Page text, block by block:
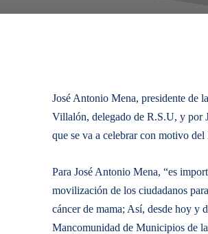
José Antonio Mena, presidente de
Villalón, delegado de R.S.U, y por
que se va a celebrar con motivo
Para José Antonio Mena, “es
movilización de los ciudadanos
cáncer de mama; Así, desde hoy y
Mancomunidad de Municipios de